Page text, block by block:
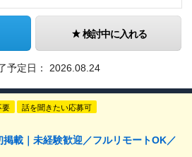
検討中に入れる
予定日： 2026.08.24
要 話を聞きたい応募可
載｜未経験歓迎／フルリモートOK／